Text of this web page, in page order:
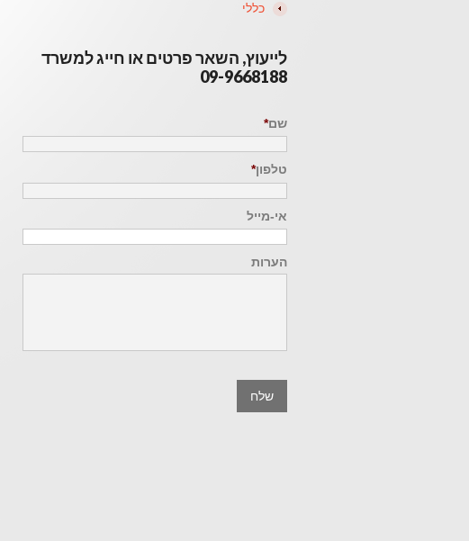
כללי
לייעוץ, השאר פרטים או חייג למשרד
09-9668188
שם*
טלפון*
אי-מייל
הערות